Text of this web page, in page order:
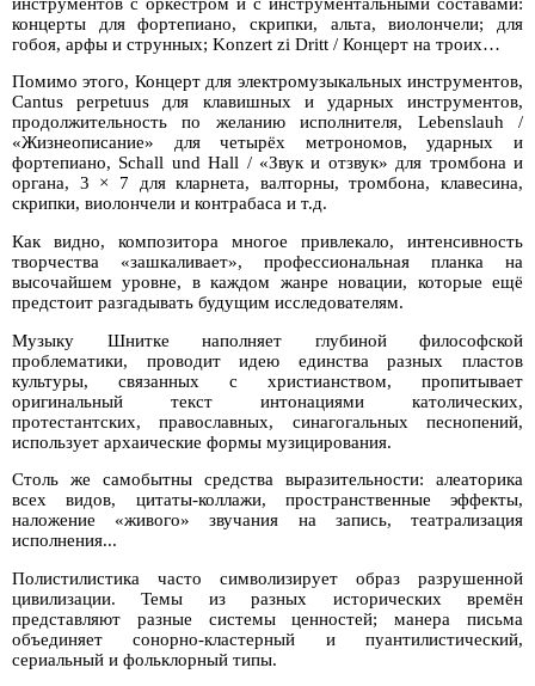
концерты для фортепиано, скрипки, альта, виолончели; для
гобоя, арфы и струнных; Konzert zi Dritt / Концерт на троих…
Помимо этого, Концерт для электромузыкальных инструментов,
Cantus perpetuus для клавишных и ударных инструментов,
продолжительность по желанию исполнителя, Lebenslauh /
«Жизнеописание» для четырёх метрономов, ударных и
фортепиано, Schall und Hall / «Звук и отзвук» для тромбона и
органа, 3 × 7 для кларнета, валторны, тромбона, клавесина,
скрипки, виолончели и контрабаса и т.д.
Как видно, композитора многое привлекало, интенсивность
творчества «зашкаливает», профессиональная планка на
высочайшем уровне, в каждом жанре новации, которые ещё
предстоит разгадывать будущим исследователям.
Музыку Шнитке наполняет глубиной философской
проблематики, проводит идею единства разных пластов
культуры, связанных с христианством, пропитывает
оригинальный текст интонациями католических,
протестантских, православных, синагогальных песнопений,
использует архаические формы музицирования.
Столь же самобытны средства выразительности: алеаторика
всех видов, цитаты-коллажи, пространственные эффекты,
наложение «живого» звучания на запись, театрализация
исполнения...
Полистилистика часто символизирует образ разрушенной
цивилизации. Темы из разных исторических времён
представляют разные системы ценностей; манера письма
объединяет сонорно-кластерный и пуантилистический,
сериальный и фольклорный типы.